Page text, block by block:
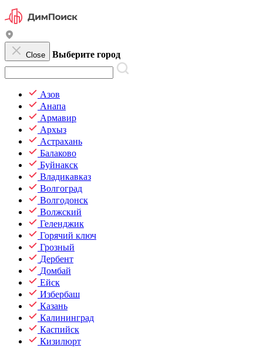
Close Выберите город
Азов
Анапа
Армавир
Архыз
Астрахань
Балаково
Буйнакск
Владикавказ
Волгоград
Волгодонск
Волжский
Геленджик
Горячий ключ
Грозный
Дербент
Домбай
Ейск
Избербаш
Казань
Калининград
Каспийск
Кизилюрт